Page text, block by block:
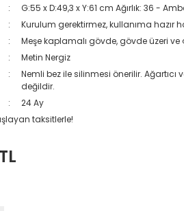
G:55 x D:49,3 x Y:61 cm Ağırlık: 36 -
Kurulum gerektirmez, kullanıma hazır
Meşe kaplamalı gövde, gövde üzeri
Metin Nergiz
Nemli bez ile silinmesi önerilir.
değildir.
24 Ay
taksitlerle!